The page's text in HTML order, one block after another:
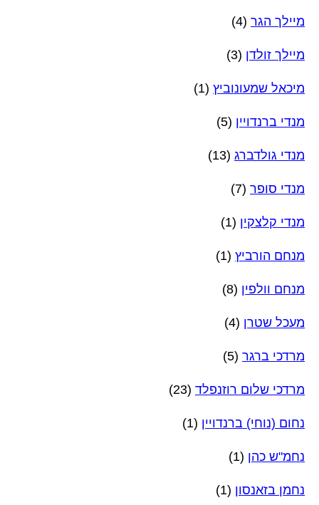
מיילך הגר (4)
מיילך זולדן (3)
מיכאל שמעונוביץ (1)
מנדי ברנדויין (5)
מנדי גולדברג (13)
מנדי סופר (7)
מנדי קלצקין (1)
מנחם הורביץ (1)
מנחם וולפין (8)
מעכל שטרן (4)
מרדכי ברגר (5)
מרדכי שלום רוזנפלד (23)
נחום (נוחי) ברנדויין (1)
נחמ"ש כהן (1)
נחמן בזאנסון (1)